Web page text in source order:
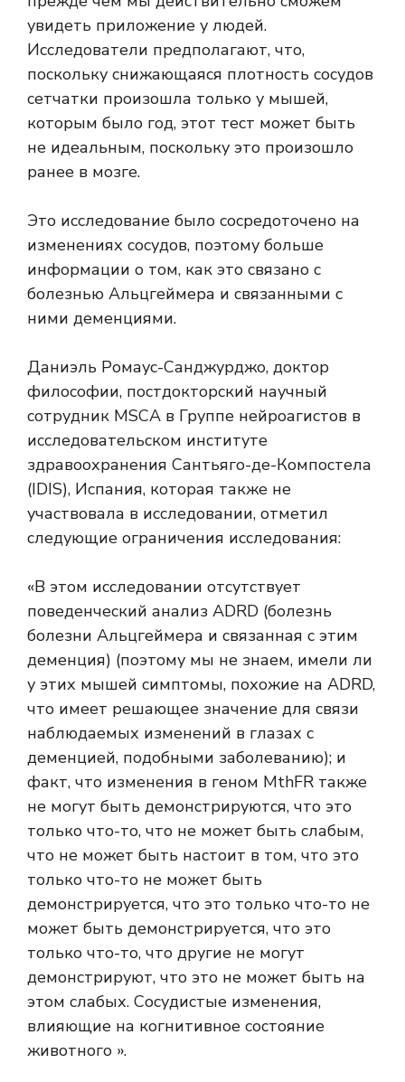
увидеть приложение у людей.
Исследователи предполагают, что,
поскольку снижающаяся плотность сосудов
сетчатки произошла только у мышей,
которым было год, этот тест может быть
не идеальным, поскольку это произошло
ранее в мозге.
Это исследование было сосредоточено на
изменениях сосудов, поэтому больше
информации о том, как это связано с
болезнью Альцгеймера и связанными с
ними деменциями.
Даниэль Ромаус-Санджурджо, доктор
философии, постдокторский научный
сотрудник MSCA в Группе нейроагистов в
исследовательском институте
здравоохранения Сантьяго-де-Компостела
(IDIS), Испания, которая также не
участвовала в исследовании, отметил
следующие ограничения исследования:
«В этом исследовании отсутствует
поведенческий анализ ADRD (болезнь
болезни Альцгеймера и связанная с этим
деменция) (поэтому мы не знаем, имели ли
у этих мышей симптомы, похожие на ADRD,
что имеет решающее значение для связи
наблюдаемых изменений в глазах с
деменцией, подобными заболеванию); и
факт, что изменения в геном MthFR также
не могут быть демонстрируются, что это
только что-то, что не может быть слабым,
что не может быть настоит в том, что это
только что-то не может быть
демонстрируется, что это только что-то не
может быть демонстрируется, что это
только что-то, что другие не могут
демонстрируют, что это не может быть на
этом слабых. Сосудистые изменения,
влияющие на когнитивное состояние
животного ».